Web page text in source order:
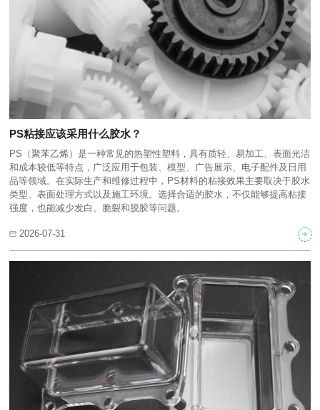
PS粘接应该采用什么胶水？
PS（聚苯乙烯）是一种常见的热塑性塑料，具有质轻、易加工、表面光洁
和成本较低等特点，广泛应用于包装、模型、广告展示、电子配件及日用
品等领域。在实际生产和维修过程中，PS材料的粘接效果主要取决于胶水
类型、表面处理方式以及施工环境。选择合适的胶水，不仅能够提高粘接
强度，也能减少发白、脆裂和脱胶等问题。
2026-07-31